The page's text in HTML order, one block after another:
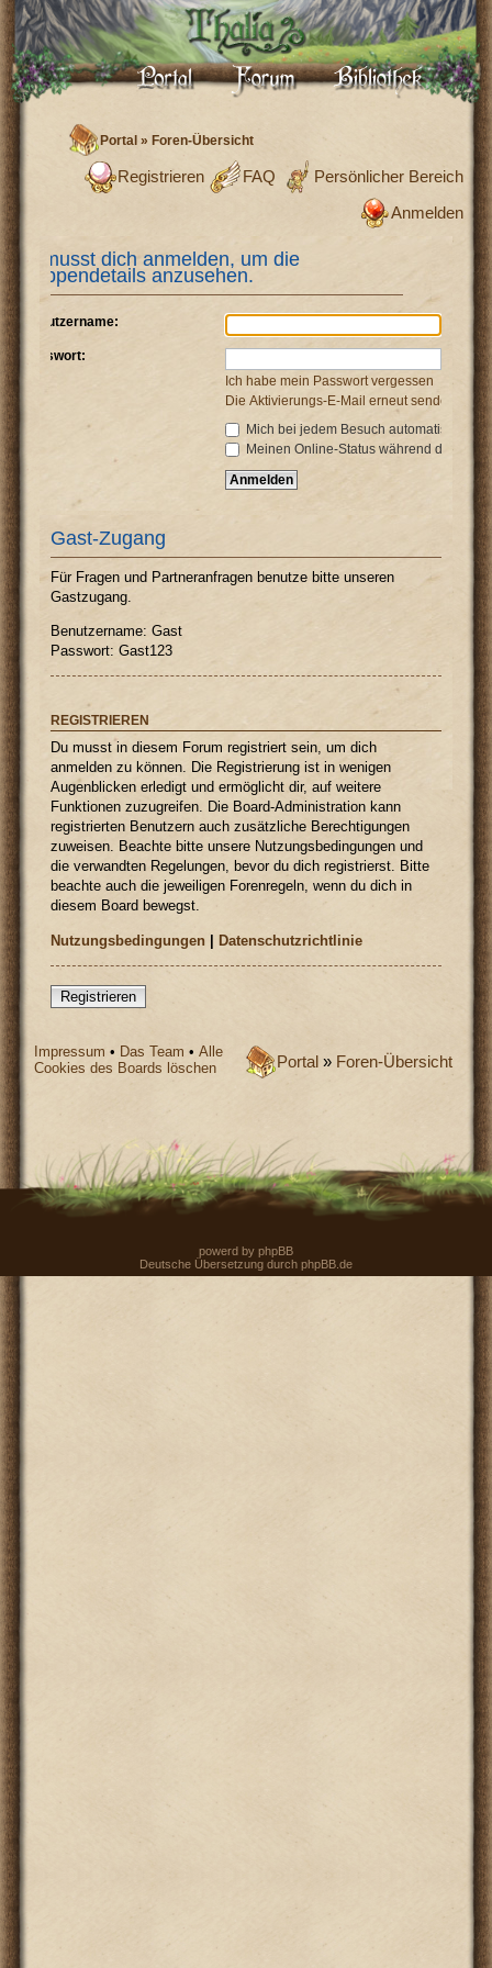
Portal »Foren-Übersicht
Persönlicher Bereich
FAQ
Registrieren
Anmelden
Du musst dich anmelden, um die
Gruppendetails anzusehen.
Benutzername:
Passwort:
Ich habe mein Passwort vergessen
Die Aktivierungs-E-Mail erneut senden
Mich bei jedem Besuch automatisch
Meinen Online-Status während dieser
Gast-Zugang
Für Fragen und Partneranfragen benutze bitte unseren
Gastzugang.
Benutzername: Gast
Passwort: Gast123
REGISTRIEREN
Du musst in diesem Forum registriert sein, um dich
anmelden zu können. Die Registrierung ist in wenigen
Augenblicken erledigt und ermöglicht dir, auf weitere
Funktionen zuzugreifen. Die Board-Administration kann
registrierten Benutzern auch zusätzliche Berechtigungen
zuweisen. Beachte bitte unsere Nutzungsbedingungen und
die verwandten Regelungen, bevor du dich registrierst. Bitte
beachte auch die jeweiligen Forenregeln, wenn du dich in
diesem Board bewegst.
Nutzungsbedingungen |Datenschutzrichtlinie
Registrieren
Portal » Foren-Übersicht
Impressum • Das Team •Alle
Cookies des Boards löschen
powerd by phpBB
Deutsche Übersetzung durch phpBB.de